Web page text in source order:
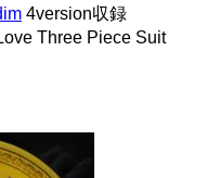
4version収録
Three Piece Suit